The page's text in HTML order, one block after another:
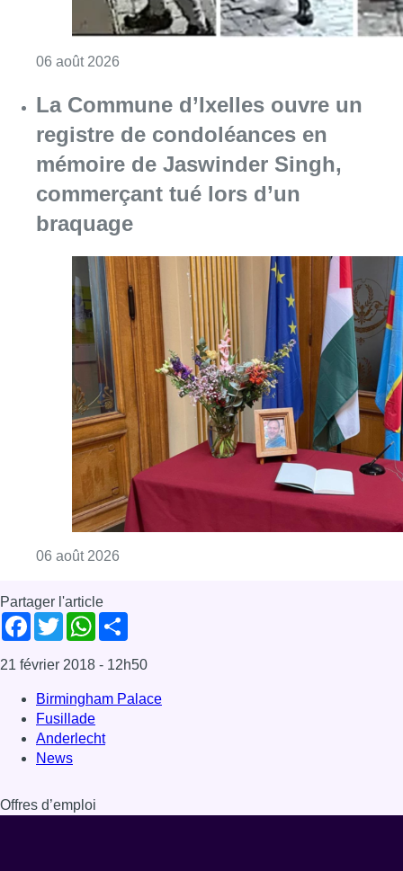
06 août 2026
La Commune d’Ixelles ouvre un
registre de condoléances en
mémoire de Jaswinder Singh,
commerçant tué lors d’un
braquage
06 août 2026
Partager l'article
Facebook
TwitterWhatsApp
21 février 2018 - 12h50
Birmingham Palace
Fusillade
Anderlecht
News
Offres d’emploi